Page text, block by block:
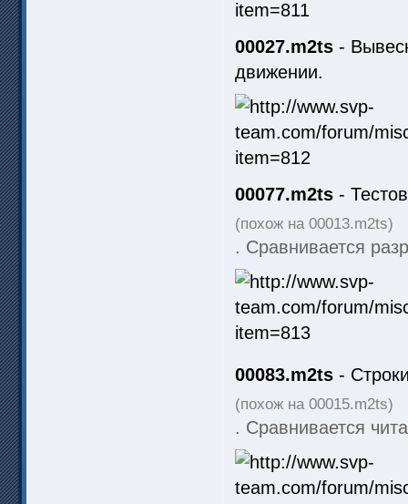
00027.m2ts -
движении.
00077.m2ts -
(похож на 00013.m2ts)
. Сравнивается
00083.m2ts -
(похож на 00015.m2ts)
. Сравнивается